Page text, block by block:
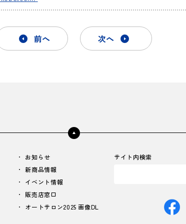
前へ 次へ
お知らせ
新商品情報
イベント情報
販売店窓口
オートサロン2025 画像DL
サイト内検索